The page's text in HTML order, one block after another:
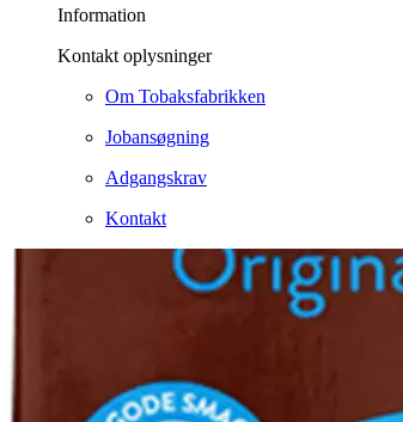
Information
Kontakt oplysninger
Om Tobaksfabrikken
Jobansøgning
Adgangskrav
Kontakt